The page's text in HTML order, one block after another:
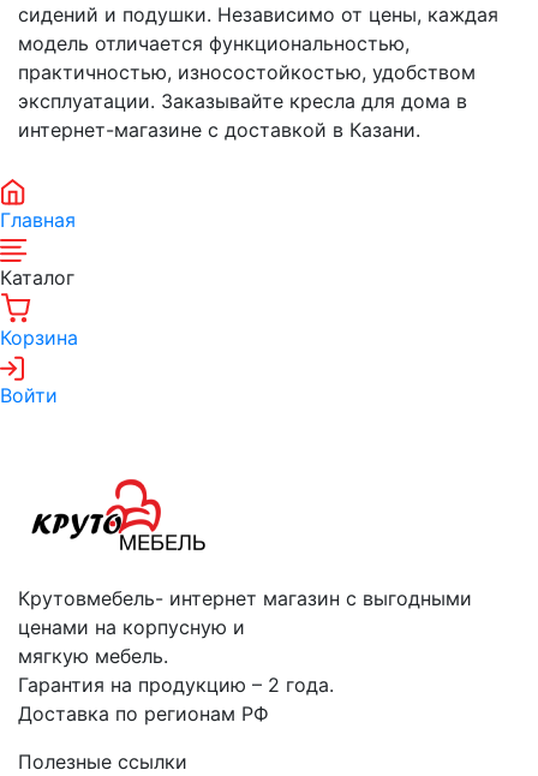
сидений и подушки. Независимо от цены, каждая
модель отличается функциональностью,
практичностью, износостойкостью, удобством
эксплуатации. Заказывайте кресла для дома в
интернет-магазине с доставкой в Казани.
Главная
Каталог
Корзина
Войти
Крутовмебель- интернет магазин с выгодными
ценами на корпусную и
мягкую мебель.
Гарантия на продукцию – 2 года.
Доставка по регионам РФ
Полезные ссылки